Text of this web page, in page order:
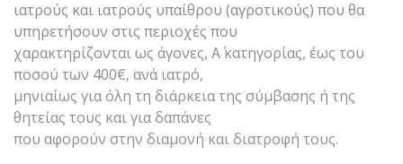
ιατρούς και ιατρούς υπαίθρου (αγροτικούς) που θα
υπηρετήσουν στις περιοχές που
χαρακτηρίζονται ως άγονες, Α΄ κατηγορίας, έως του
ποσού των 400€, ανά ιατρό,
μηνιαίως για όλη τη διάρκεια της σύμβασης ή της
θητείας τους και για δαπάνες
που αφορούν στην διαμονή και διατροφή τους.